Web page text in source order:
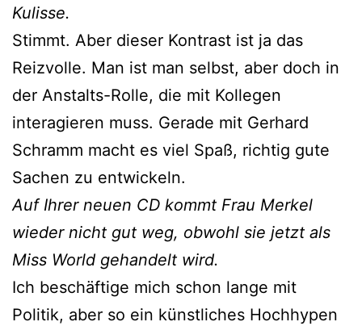
Kulisse.
Stimmt. Aber dieser Kontrast ist ja das
Reizvolle. Man ist man selbst, aber doch in
der Anstalts-Rolle, die mit Kollegen
interagieren muss. Gerade mit Gerhard
Schramm macht es viel Spaß, richtig gute
Sachen zu entwickeln.
Auf Ihrer neuen CD kommt Frau Merkel
wieder nicht gut weg, obwohl sie jetzt als
Miss World gehandelt wird.
Ich beschäftige mich schon lange mit
Politik, aber so ein künstliches Hochhypen